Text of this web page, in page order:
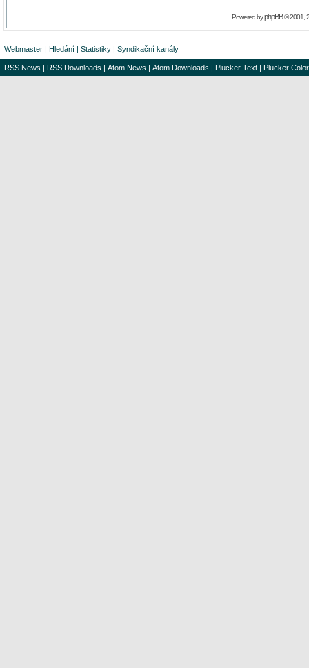
Powered byphpBB© 2001,
Webmaster | Hledání | Statistiky | Syndikační kanály
RSS News | RSS Downloads | Atom News | Atom Downloads | Plucker Text | Plucker Color